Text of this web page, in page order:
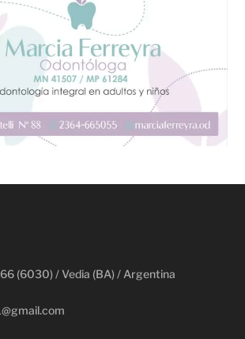
(6030) / Vedia (BA) / Argentina